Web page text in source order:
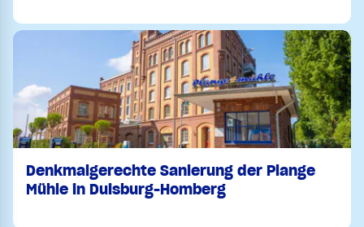
Denkmalgerechte Sanierung der Plange
Mühle in Duisburg-Homberg